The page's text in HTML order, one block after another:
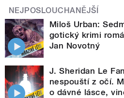
NEJPOSLOUCHANĚJŠÍ
Miloš Urban:
gotický krimi
Jan Novotný
J. Sheridan Le
nespouští z očí.
o dávné lásce,